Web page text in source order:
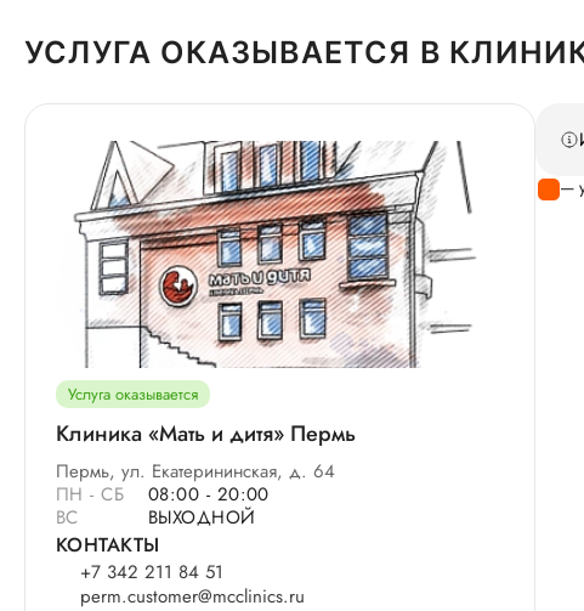
УСЛУГА ОКАЗЫВАЕТСЯ В
Услуга оказывается
Клиника «Мать и дитя» Пермь
Пермь, ул. Екатерининская, д. 64
ПН - СБ
08:00 - 20:00
ВС
ВЫХОДНОЙ
КОНТАКТЫ
+7 342 211 84 51
perm.customer@mcclinics.ru
—